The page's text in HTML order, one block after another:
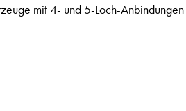
mit 4- und 5-Loch-